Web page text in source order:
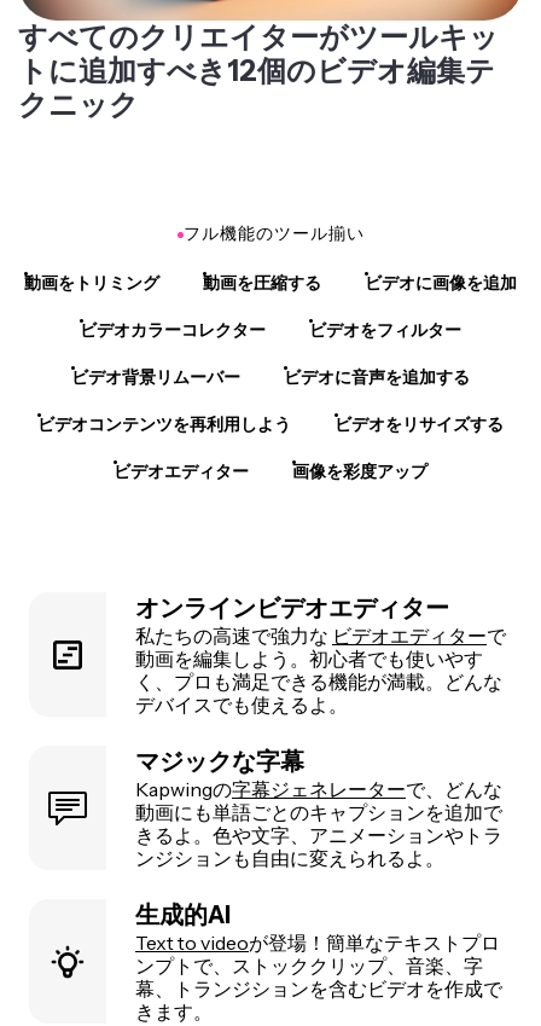
すべてのクリエイターがツールキッ
トに追加すべき12個のビデオ編集テ
クニック
フル機能のツール揃い
動画をトリミング 動画を圧縮する ビデオに画像を追加
ビデオカラーコレクター ビデオをフィルター
ビデオ背景リムーバー ビデオに音声を追加する
ビデオコンテンツを再利用しよう ビデオをリサイズする
ビデオエディター 画像を彩度アップ
オンラインビデオエディター
私たちの高速で強力な ビデオエディターで
動画を編集しよう。初心者でも使いやす
く、プロも満足できる機能が満載。どんな
デバイスでも使えるよ。
マジックな字幕
Kapwingの字幕ジェネレーターで、どんな
動画にも単語ごとのキャプションを追加で
きるよ。色や文字、アニメーションやトラ
ンジションも自由に変えられるよ。
生成的AI
Text to videoが登場！簡単なテキストプロ
ンプトで、ストッククリップ、音楽、字
幕、トランジションを含むビデオを作成で
きます。